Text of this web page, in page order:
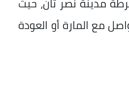
مع المارة أو العودة